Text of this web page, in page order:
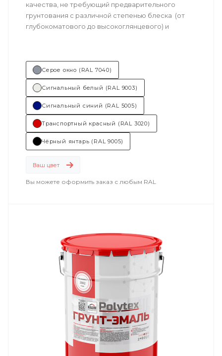
качества, не требующий предварительного
грунтования с различной степенью блеска (от
глубокоматового до высокоглянцевого) и
Техническое описание
Состав (тип связующего):ПУ
(полиуретановая).
Основные отрасли применения:
машиностроение.
Серое окно (RAL 7040)
Сигнальный белый (RAL 9003)
Сигнальный синий (RAL 5005)
Транспортный красный (RAL 3020)
Чёрный янтарь (RAL 9005)
Ваш цвет
Вы можете оформить заказ с любым RAL